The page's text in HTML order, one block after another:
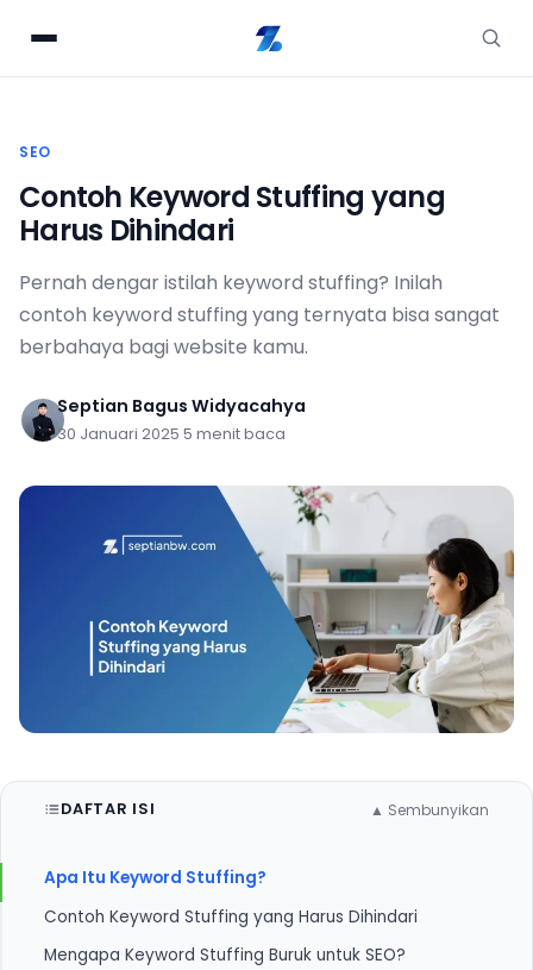
SEO
Contoh Keyword Stuffing yang
Harus Dihindari
Pernah dengar istilah keyword stuffing? Inilah
contoh keyword stuffing yang ternyata bisa sangat
berbahaya bagi website kamu.
Septian Bagus Widyacahya
30 Januari 2025 5 menit baca
DAFTAR ISI ▲ Sembunyikan
Apa Itu Keyword Stuffing?
Contoh Keyword Stuffing yang Harus Dihindari
Contoh 1: Artikel yang Berulang-ulang Menggunakan
Mengapa Keyword Stuffing Buruk untuk SEO?